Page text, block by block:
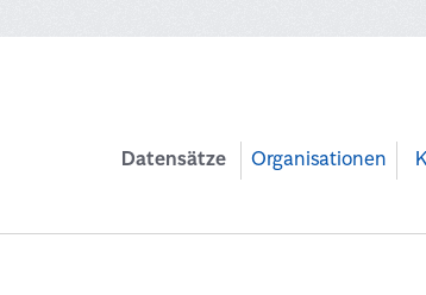
Datensätze Organisationen